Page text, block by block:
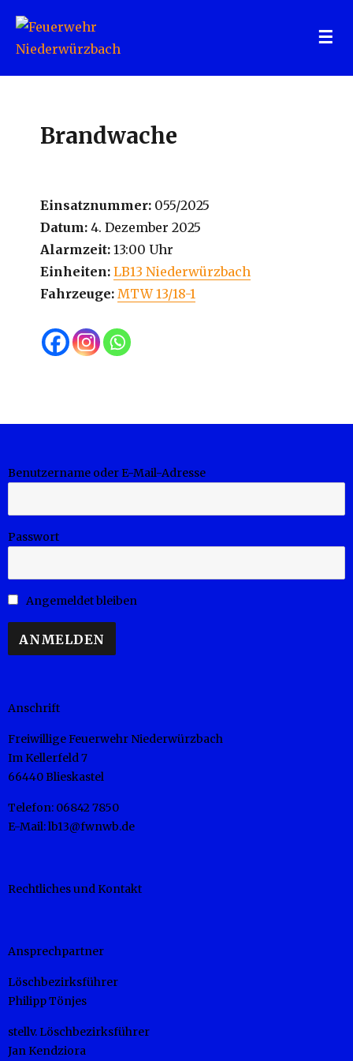
Feuerwehr Niederwürzbach
Brandwache
Einsatznummer: 055/2025
Datum: 4. Dezember 2025
Alarmzeit: 13:00 Uhr
Einheiten: LB13 Niederwürzbach
Fahrzeuge: MTW 13/18-1
Benutzername oder E-Mail-Adresse
Passwort
Angemeldet bleiben
Anschrift
Freiwillige Feuerwehr Niederwürzbach
Im Kellerfeld 7
66440 Blieskastel
Telefon: 06842 7850
E-Mail: lb13@fwnwb.de
Rechtliches und Kontakt
Ansprechpartner
Löschbezirksführer
Philipp Tönjes
stellv. Löschbezirksführer
Jan Kendziora